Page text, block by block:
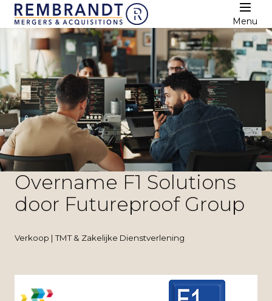
Menu
Overname F1 Solutions
door Futureproof Group
Verkoop | TMT & Zakelijke Dienstverlening